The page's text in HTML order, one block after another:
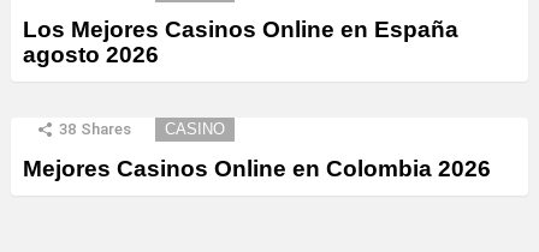
Los Mejores Casinos Online en España
agosto 2026
38 Shares CASINO
Mejores Casinos Online en Colombia 2026